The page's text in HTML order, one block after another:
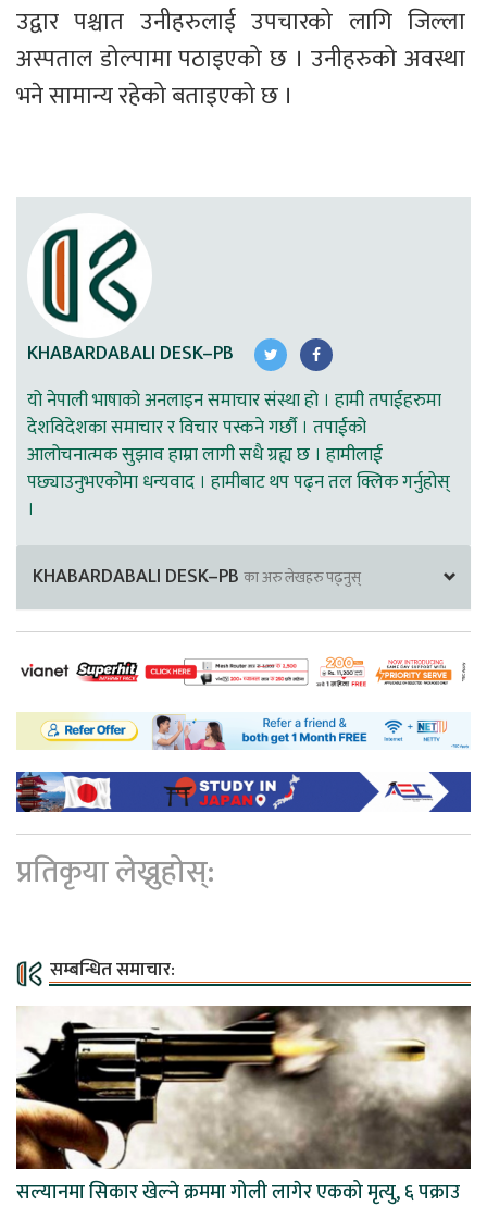
उद्वार पश्चात उनीहरुलाई उपचारको लागि जिल्ला
अस्पताल डोल्पामा पठाइएको छ । उनीहरुको अवस्था
भने सामान्य रहेको बताइएको छ ।
KHABARDABALI DESK–PB
यो नेपाली भाषाको अनलाइन समाचार संस्था हो । हामी तपाईहरुमा
देशविदेशका समाचार र विचार पस्कने गर्छौ । तपाईको
आलोचनात्मक सुझाव हाम्रा लागी सधै ग्रह्य छ । हामीलाई
पछ्याउनुभएकोमा धन्यवाद । हामीबाट थप पढ्न तल क्लिक गर्नुहोस्
।
KHABARDABALI DESK–PB का अरु लेखहरु पढ्नुस्
प्रतिकृया लेख्नुहोस्:
सम्बन्धित समाचार:
सल्यानमा सिकार खेल्ने क्रममा गोली लागेर एकको मृत्यु, ६ पक्राउ